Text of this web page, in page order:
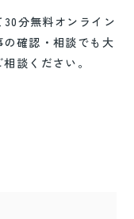
分無料オンライン
確認・相談でも大
談ください。